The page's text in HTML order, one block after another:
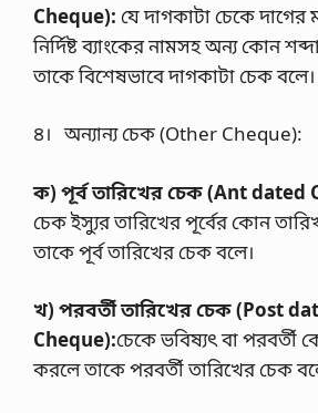
Cheque): যে দাগকাটা চেকে
নির্দিষ্ট ব্যাংকের নামসহ অন্য কোন
তাকে বিশেষভাবে দাগকাটা চেক বলে।
৪। অন্যান্য চেক (Other Cheque):
ক) পূর্ব তারিখের চেক (Ant dated
চেক ইস্যুর তারিখের পূর্বের কোন
তাকে পূর্ব তারিখের চেক বলে।
খ) পরবর্তী তারিখের চেক (Post
Cheque):চেকে ভবিষ্যৎ বা পরবর্তী
করলে তাকে পরবর্তী তারিখের চেক